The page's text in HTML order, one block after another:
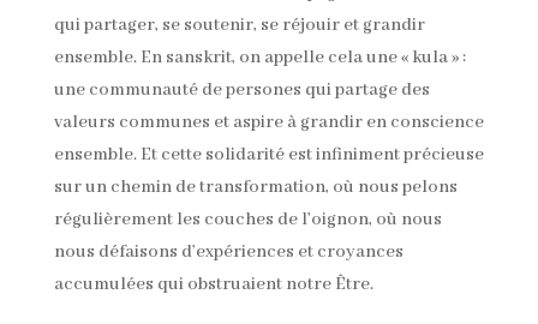
qui partager, se soutenir, se réjouir et grandir
ensemble. En sanskrit, on appelle cela une « kula » :
une communauté de persones qui partage des
valeurs communes et aspire à grandir en conscience
ensemble. Et cette solidarité est infiniment précieuse
sur un chemin de transformation, où nous pelons
régulièrement les couches de l’oignon, où nous
nous défaisons d’expériences et croyances
accumulées qui obstruaient notre Être.